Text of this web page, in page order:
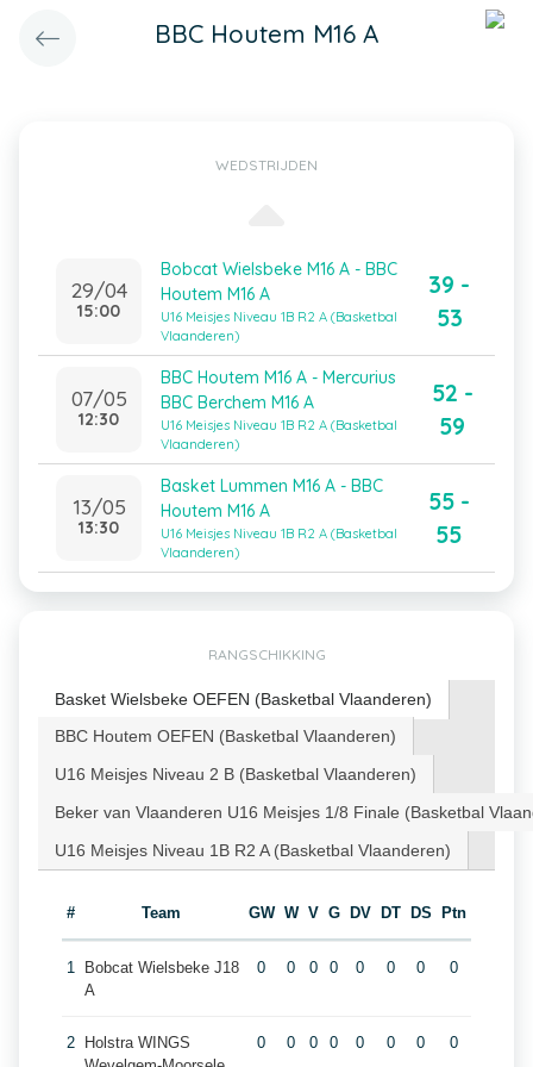
BBC Houtem M16 A
WEDSTRIJDEN
29/04
15:00
Bobcat Wielsbeke M16 A - BBC
Houtem M16 A
U16 Meisjes Niveau 1B R2 A (Basketbal
Vlaanderen)
39 -
53
07/05
12:30
BBC Houtem M16 A - Mercurius
BBC Berchem M16 A
U16 Meisjes Niveau 1B R2 A (Basketbal
Vlaanderen)
52 -
59
13/05
13:30
Basket Lummen M16 A - BBC
Houtem M16 A
U16 Meisjes Niveau 1B R2 A (Basketbal
Vlaanderen)
55 -
55
RANGSCHIKKING
Basket Wielsbeke OEFEN (Basketbal Vlaanderen)
BBC Houtem OEFEN (Basketbal Vlaanderen)
U16 Meisjes Niveau 2 B (Basketbal Vlaanderen)
Beker van Vlaanderen U16 Meisjes 1/8 Finale (Basketbal
U16 Meisjes Niveau 1B R2 A (Basketbal Vlaanderen)
# Team GW W V G DV DT DS Ptn
1
Bobcat Wielsbeke J18
A
0 0 0 0 0 0 0 0
2
Holstra WINGS
0 0 0 0 0 0 0 0